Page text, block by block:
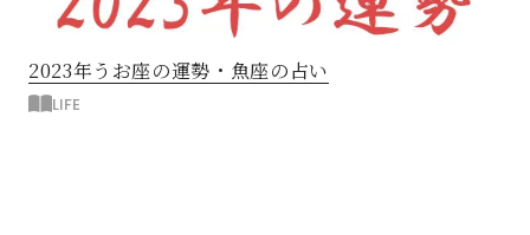
2023年うお座の運勢・魚座の占い
LIFE